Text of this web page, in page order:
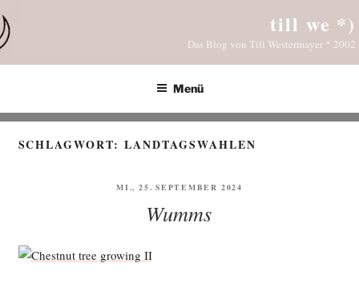
Inhalt
springen
till we *)
Das Blog von Till Westermayer * 2002
Menü
SCHLAGWORT:LANDTAGSWAHLEN
VERÖFFENTLICHT
MI., 25. SEPTEMBER 2024
Wumms